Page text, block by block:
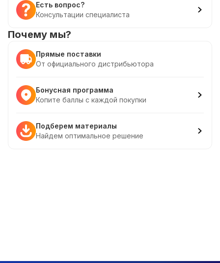
Есть вопрос?
Консультации специалиста
Почему мы?
Прямые поставки
От официального дистрибьютора
Бонусная программа
Копите баллы с каждой покупки
Подберем материалы
Найдем оптимальное решение